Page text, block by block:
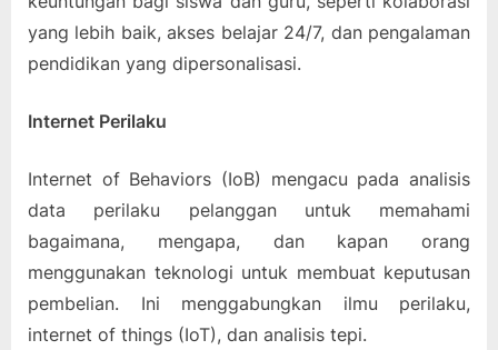
yang lebih baik, akses belajar 24/7, dan pengalaman
pendidikan yang dipersonalisasi.
Internet Perilaku
Internet of Behaviors (IoB) mengacu pada analisis
data perilaku pelanggan untuk memahami
bagaimana, mengapa, dan kapan orang
menggunakan teknologi untuk membuat keputusan
pembelian. Ini menggabungkan ilmu perilaku,
internet of things (IoT), dan analisis tepi.